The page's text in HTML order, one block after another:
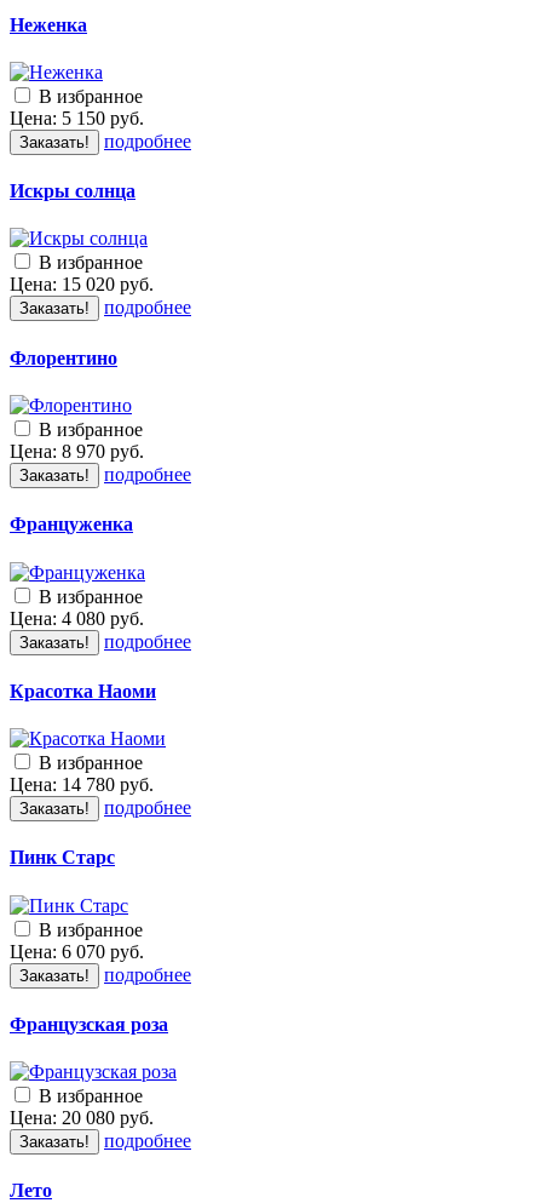
Неженка
В избранное
Цена: 5 150 руб.
Заказать! подробнее
Искры солнца
В избранное
Цена: 15 020 руб.
Заказать! подробнее
Флорентино
В избранное
Цена: 8 970 руб.
Заказать! подробнее
Француженка
В избранное
Цена: 4 080 руб.
Заказать! подробнее
Красотка Наоми
В избранное
Цена: 14 780 руб.
Заказать! подробнее
Пинк Старс
В избранное
Цена: 6 070 руб.
Заказать! подробнее
Французская роза
В избранное
Цена: 20 080 руб.
Заказать! подробнее
Лето